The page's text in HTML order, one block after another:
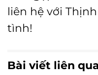
liên hệ với
tình!
Bài viết liên